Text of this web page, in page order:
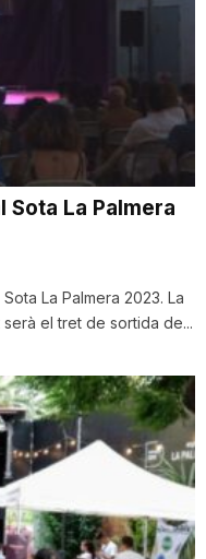
Sota La Palmera
La Palmera 2023. La
el tret de sortida de...